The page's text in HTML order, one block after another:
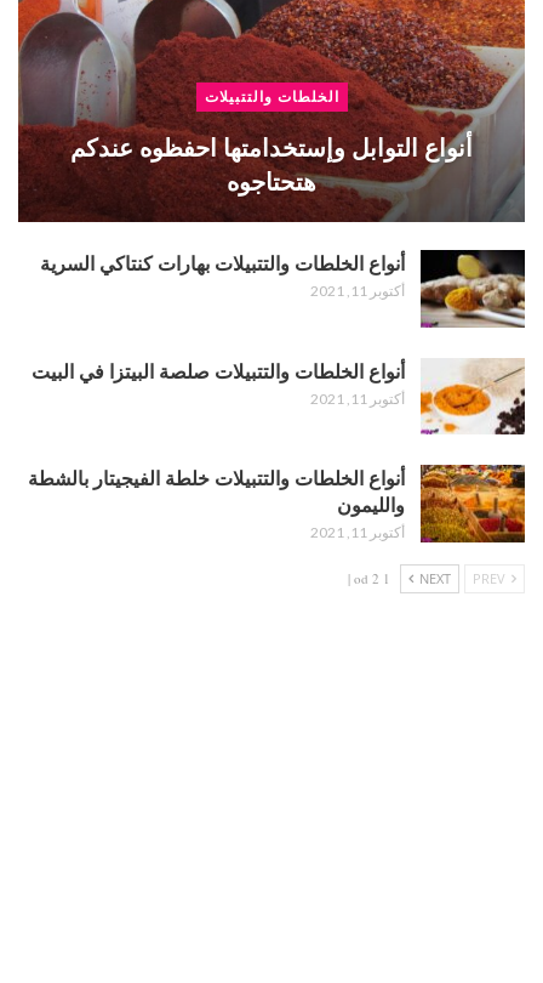
الخلطات والتتبيلات
أنواع التوابل وإستخدامتها احفظوه عندكم
هتحتاجوه
أنواع الخلطات والتتبيلات بهارات كنتاكي السرية
أكتوبر 11, 2021
أنواع الخلطات والتتبيلات صلصة البيتزا في البيت
أكتوبر 11, 2021
أنواع الخلطات والتتبيلات خلطة الفيجيتار بالشطة
والليمون
أكتوبر 11, 2021
NEXT
1 od 2 |